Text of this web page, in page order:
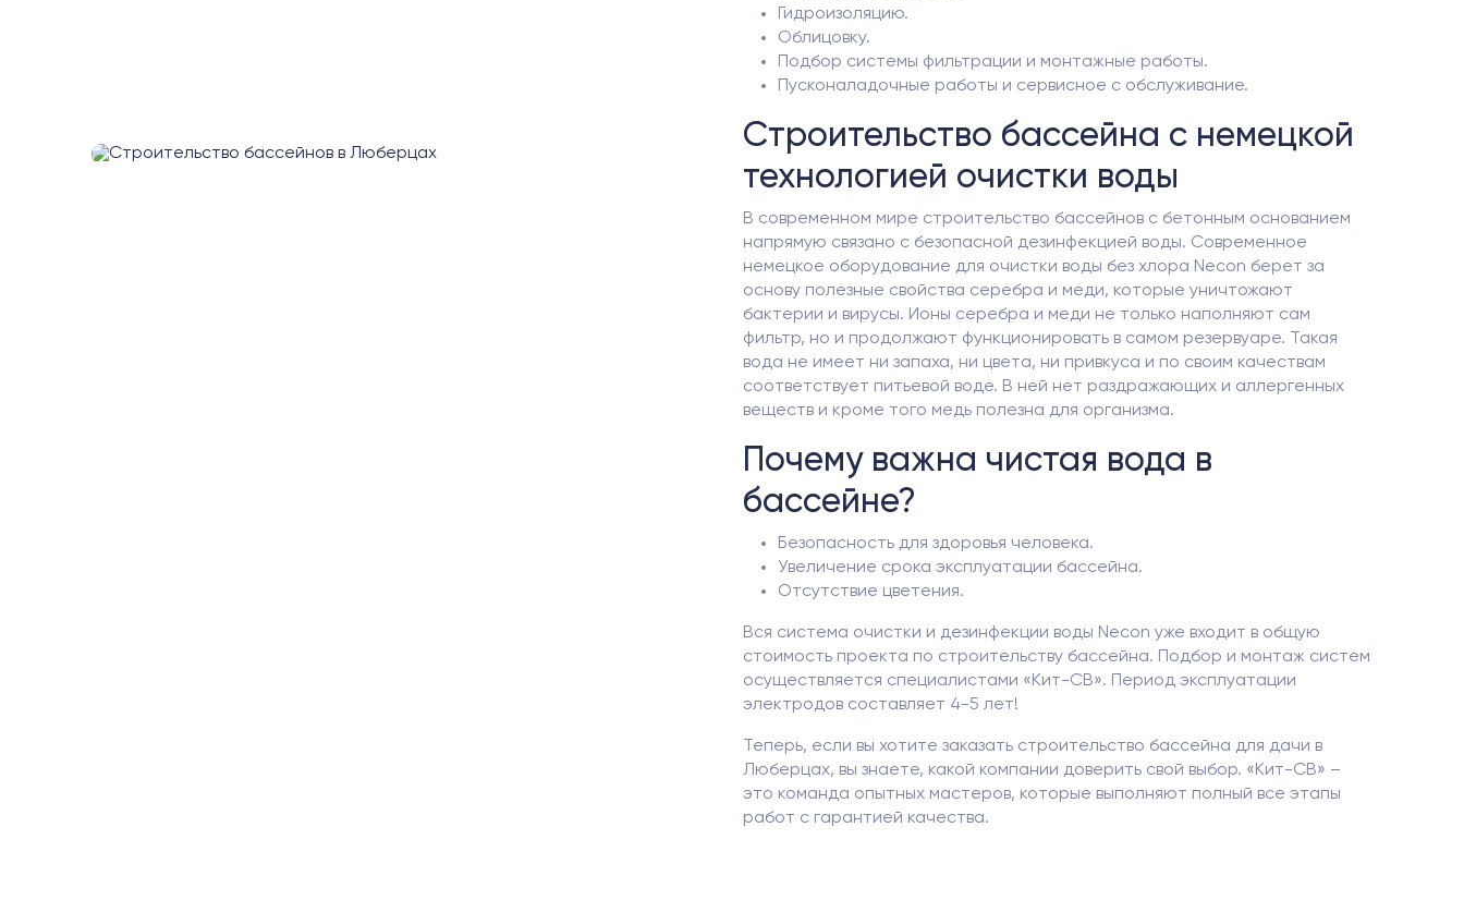
Гидроизоляцию.
Облицовку.
Подбор системы фильтрации и монтажные работы.
Пусконаладочные работы и сервисное с обслуживание.
Строительство бассейна с немецкой
технологией очистки воды
В современном мире строительство бассейнов с бетонным основанием
напрямую связано с безопасной дезинфекцией воды. Современное
немецкое оборудование для очистки воды без хлора Necon берет за
основу полезные свойства серебра и меди, которые уничтожают
бактерии и вирусы. Ионы серебра и меди не только наполняют сам
фильтр, но и продолжают функционировать в самом резервуаре. Такая
вода не имеет ни запаха, ни цвета, ни привкуса и по своим качествам
соответствует питьевой воде. В ней нет раздражающих и аллергенных
веществ и кроме того медь полезна для организма.
Почему важна чистая вода в
бассейне?
Безопасность для здоровья человека.
Увеличение срока эксплуатации бассейна.
Отсутствие цветения.
Вся система очистки и дезинфекции воды Necon уже входит в общую
стоимость проекта по строительству бассейна. Подбор и монтаж систем
осуществляется специалистами «Кит-СВ». Период эксплуатации
электродов составляет 4-5 лет!
Теперь, если вы хотите заказать строительство бассейна для дачи в
Люберцах, вы знаете, какой компании доверить свой выбор. «Кит-СВ» –
это команда опытных мастеров, которые выполняют полный все этапы
работ с гарантией качества.